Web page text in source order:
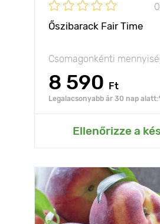
Őszibarack Fair Time
Csomagonkénti
8 590 Ft
Legalacsonyabb ár 30 nap
Ellenőrizze a